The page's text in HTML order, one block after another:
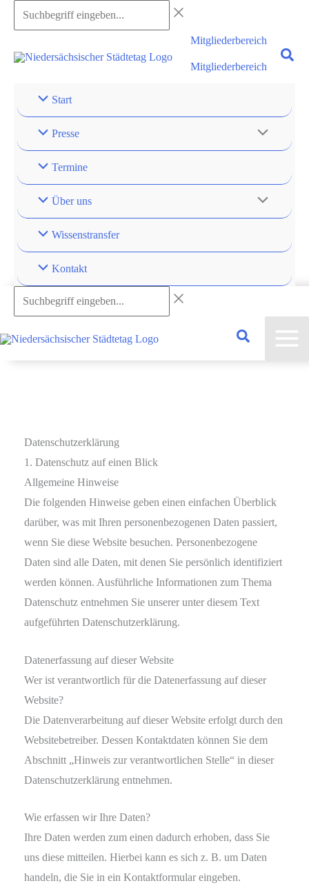
Inhalt
springen
Suchbegriff
eingeben...
Mitgliederbereich
Mitgliederbereich
Start
Presse
Termine
Über uns
Wissenstransfer
Kontakt
Suchbegriff
eingeben...
Datenschutz­erklärung
1. Datenschutz auf einen Blick
Allgemeine Hinweise
Die folgenden Hinweise geben einen einfachen Überblick
darüber, was mit Ihren personenbezogenen Daten passiert,
wenn Sie diese Website besuchen. Personenbezogene
Daten sind alle Daten, mit denen Sie persönlich identifiziert
werden können. Ausführliche Informationen zum Thema
Datenschutz entnehmen Sie unserer unter diesem Text
aufgeführten Datenschutzerklärung.
Datenerfassung auf dieser Website
Wer ist verantwortlich für die Datenerfassung auf dieser
Website?
Die Datenverarbeitung auf dieser Website erfolgt durch den
Websitebetreiber. Dessen Kontaktdaten können Sie dem
Abschnitt „Hinweis zur verantwortlichen Stelle“ in dieser
Datenschutzerklärung entnehmen.
Wie erfassen wir Ihre Daten?
Ihre Daten werden zum einen dadurch erhoben, dass Sie
uns diese mitteilen. Hierbei kann es sich z. B. um Daten
handeln, die Sie in ein Kontaktformular eingeben.